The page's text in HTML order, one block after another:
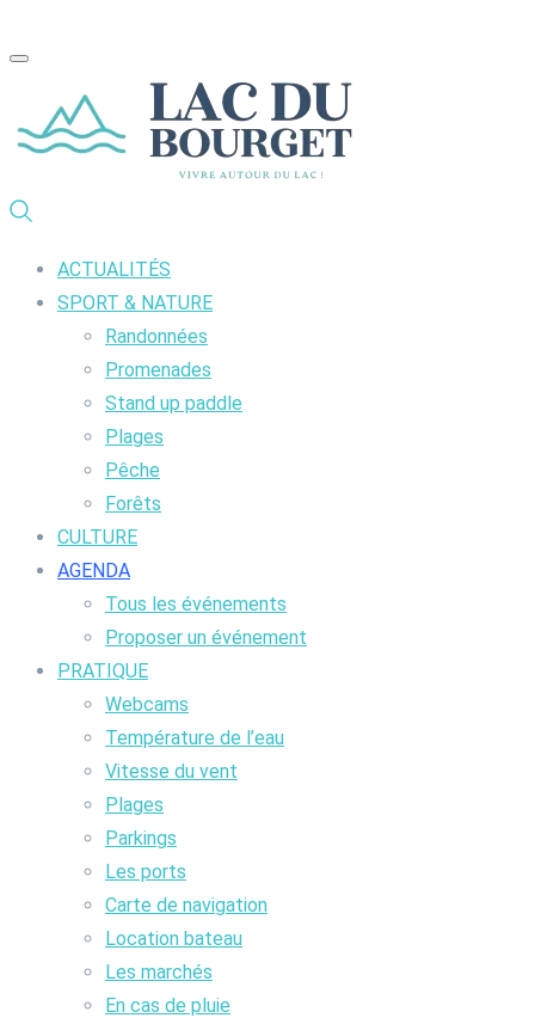
ACTUALITÉS
SPORT & NATURE
Randonnées
Promenades
Stand up paddle
Plages
Pêche
Forêts
CULTURE
AGENDA
Tous les événements
Proposer un événement
PRATIQUE
Webcams
Température de l’eau
Vitesse du vent
Plages
Parkings
Les ports
Carte de navigation
Location bateau
Les marchés
En cas de pluie